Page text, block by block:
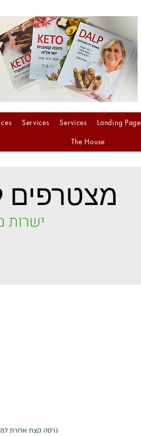
Landing Page
Services
Services
The House
מצטרפים
ישרות
גרסה קצת אחרת